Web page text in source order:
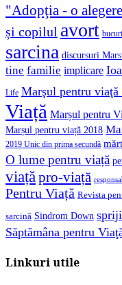
"Adopţia - o
și copilul avort
sarcina discursuri
tine familie implicare
Life Marşul pentru viaţă
Viață Marșul pentru
Marșul pentru viață 2018
2019 Unic din prima secundă
O lume pentru viață
viațăpro-viață
Pentru Viață Revista
sarcină Sindrom Down
Săptămâna pentru
Linkuri utile